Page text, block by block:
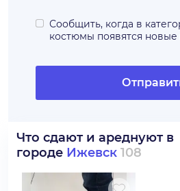
Сообщить, когда в
костюмы появятся
Что сдают и ареднуют в
городе Ижевск 108